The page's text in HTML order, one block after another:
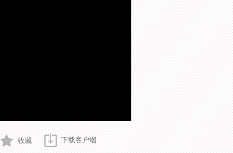
收藏 下载客户端